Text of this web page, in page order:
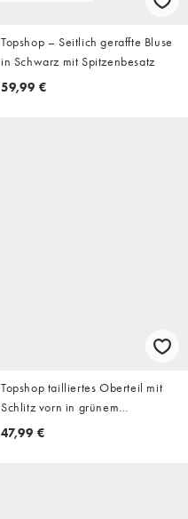
Topshop – Seitlich geraffte Bluse
in Schwarz mit Spitzenbesatz
59,99 €
Topshop tailliertes Oberteil mit
Schlitz vorn in grünem
Streifenmuster
47,99 €